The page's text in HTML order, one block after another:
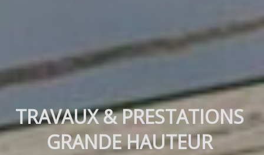
TRAVAUX & PRESTATIONS
GRANDE HAUTEUR